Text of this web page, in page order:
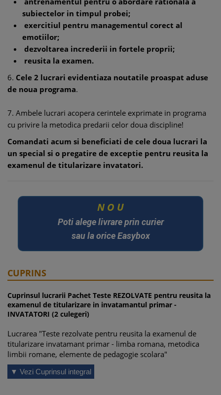
subiectelor in timpul probei;
exercitiul pentru managementul corect al
emotiilor;
dezvoltarea increderii in fortele proprii;
reusita la examen.
6. Cele 2 lucrari evidentiaza noutatile proaspat aduse
de noua programa.
7. Ambele lucrari acopera cerintele exprimate in programa
cu privire la metodica predarii celor doua discipline!
Comandati acum si beneficiati de cele doua lucrari la
un special si o pregatire de exceptie pentru reusita la
examenul de titularizare invatatori.
N O U
Poti alege livrare prin curier
sau la orice Easybox
CUPRINS
Cuprinsul lucrarii Pachet Teste REZOLVATE pentru reusita la
examenul de titularizare in invatamantul primar -
INVATATORI (2 culegeri)
Lucrarea "Teste rezolvate pentru reusita la examenul de
titularizare invatamant primar - limba romana, metodica
limbii romane, elemente de pedagogie scolara"
Testul nr. 1 . . . . . . . . . . . . . . . . . . . . . . . . . . . . . . . . . . . . . . . . . .
. . . . . . 9
▼ Vezi Cuprinsul integral